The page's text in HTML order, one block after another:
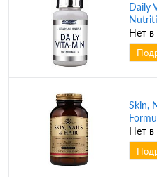
Daily
Нет в
Skin,
Нет в